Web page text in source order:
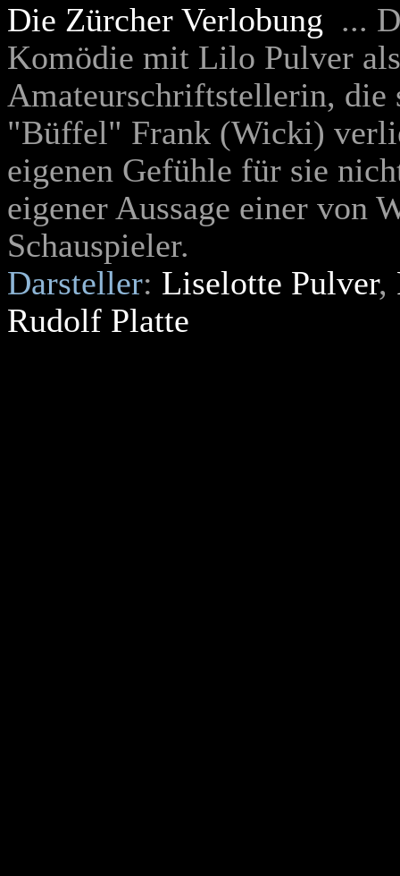
Die Zürcher Verlobung ...
Komödie mit Lilo Pulver
Amateurschriftstellerin, die
"Büffel" Frank (Wicki)
eigenen Gefühle für sie
eigener Aussage einer
Schauspieler.
Darsteller: Liselotte Pulver,
Rudolf Platte